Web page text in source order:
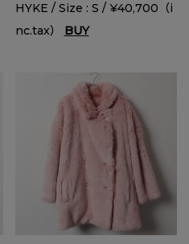
HYKE / Size : S / ¥40,700（i
nc.tax）
BUY